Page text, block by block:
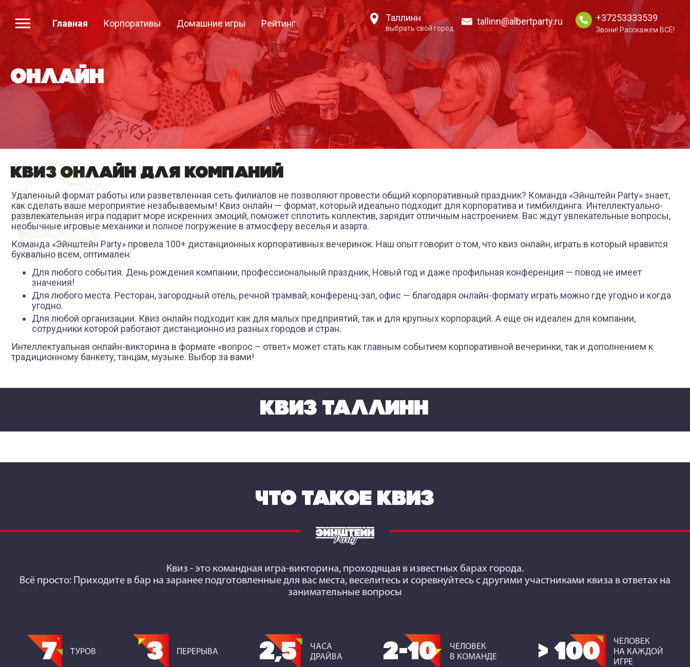
Главная Корпоративы Домашние игры Рейтинг
Таллинн
выбрать свой город
tallinn@albertparty.ru +37253333539
Звони! Расскажем ВСЁ!
ОНЛАЙН
КВИЗ ОНЛАЙН ДЛЯ КОМПАНИЙ
Удаленный формат работы или разветвленная сеть филиалов не позволяют провести общий корпоративный праздник? Команда «Эйнштейн Party» знает,
как сделать ваше мероприятие незабываемым! Квиз онлайн — формат, который идеально подходит для корпоратива и тимбилдинга. Интеллектуально-
развлекательная игра подарит море искренних эмоций, поможет сплотить коллектив, зарядит отличным настроением. Вас ждут увлекательные вопросы,
необычные игровые механики и полное погружение в атмосферу веселья и азарта.
Команда «Эйнштейн Party» провела 100+ дистанционных корпоративных вечеринок. Наш опыт говорит о том, что квиз онлайн, играть в который нравится
буквально всем, оптимален:
Для любого события. День рождения компании, профессиональный праздник, Новый год и даже профильная конференция — повод не имеет
значения!
Для любого места. Ресторан, загородный отель, речной трамвай, конференц-зал, офис — благодаря онлайн-формату играть можно где угодно и когда
угодно.
Для любой организации. Квиз онлайн подходит как для малых предприятий, так и для крупных корпораций. А еще он идеален для компании,
сотрудники которой работают дистанционно из разных городов и стран.
Интеллектуальная онлайн-викторина в формате «вопрос – ответ» может стать как главным событием корпоративной вечеринки, так и дополнением к
традиционному банкету, танцам, музыке. Выбор за вами!
КВИЗ ТАЛЛИНН
ЧТО ТАКОЕ КВИЗ
Квиз - это командная игра-викторина, проходящая в известных барах города.
Всё просто: Приходите в бар на заранее подготовленные для вас места, веселитесь и соревнуйтесь с другими участниками квиза в ответах на
занимательные вопросы
7 ТУРОВ 3 ПЕРЕРЫВА 2,5
ЧАСА
ДРАЙВА
2-10
ЧЕЛОВЕК
В КОМАНДЕ
> 100
ЧЕЛОВЕК
НА КАЖДОЙ
ИГРЕ